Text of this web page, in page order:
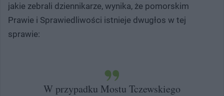
jakie zebrali dziennikarze, wynika, że pomorskim
Prawie i Sprawiedliwości istnieje dwugłos w tej
sprawie:
W przypadku Mostu Tczewskiego